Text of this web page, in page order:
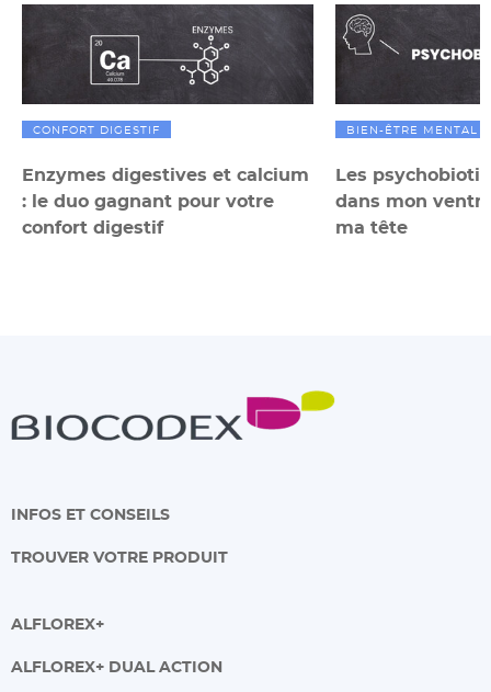
CONFORT DIGESTIF
Enzymes digestives et calcium
: le duo gagnant pour votre
confort digestif
BIEN-ÊTRE MENTAL
Les
dans mon
ma tête
INFOS ET CONSEILS
TROUVER VOTRE PRODUIT
ALFLOREX+
ALFLOREX+ DUAL ACTION